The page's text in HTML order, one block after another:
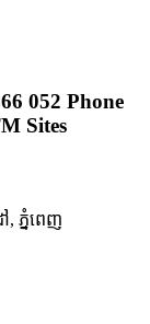
052 Phone
Sites
, ភ្នំពេញ